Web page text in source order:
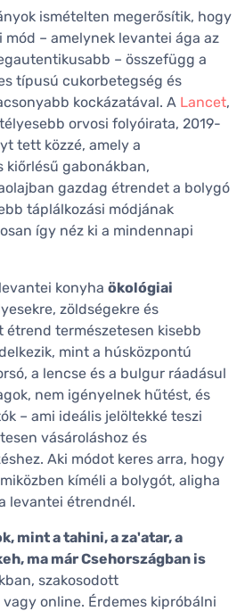
ismételten megerősítik, hogy
– amelynek levantei ága az
– összefügg a
típusú cukorbetegség és
kockázatával. A Lancet,
orvosi folyóirata, 2019-
tett közzé, amely a
kiőrlésű gabonákban,
gazdag étrendet a bolygó
táplálkozási módjának
így néz ki a mindennapi
konyha ökológiai
zöldségekre és
természetesen kisebb
mint a húsközpontú
a lencse és a bulgur ráadásul
nem igényelnek hűtést, és
– ami ideális jelöltekké teszi
vásároláshoz és
Aki módot keres arra, hogy
kíméli a bolygót, aligha
levantei étrendnél.
mint a tahini, a za'atar, a
ma már Csehországban is
szakosodott
online. Érdemes kipróbálni